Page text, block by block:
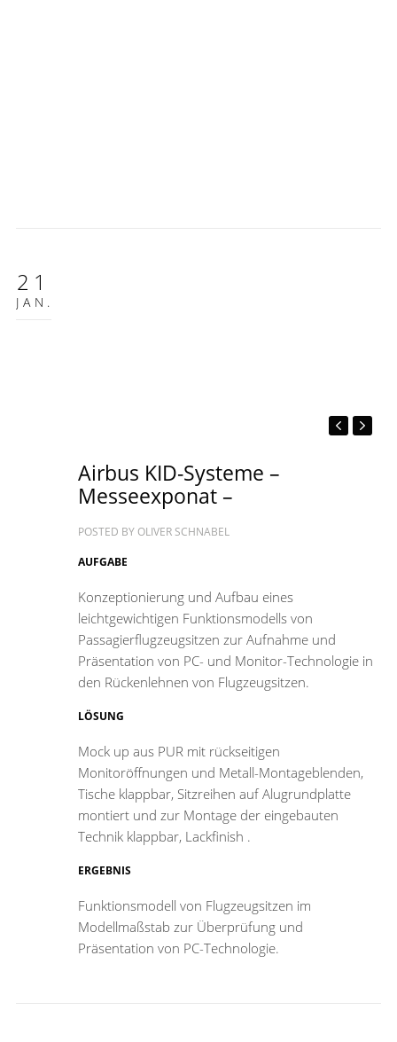
21
JAN.
Airbus KID-Systeme –
Messeexponat –
POSTED BY OLIVER SCHNABEL
AUFGABE
Konzeptionierung und Aufbau eines
leichtgewichtigen Funktionsmodells von
Passagierflugzeugsitzen zur Aufnahme und
Präsentation von PC- und Monitor-Technologie in
den Rückenlehnen von Flugzeugsitzen.
LÖSUNG
Mock up aus PUR mit rückseitigen
Monitoröffnungen und Metall-Montageblenden,
Tische klappbar, Sitzreihen auf Alugrundplatte
montiert und zur Montage der eingebauten
Technik klappbar, Lackfinish .
ERGEBNIS
Funktionsmodell von Flugzeugsitzen im
Modellmaßstab zur Überprüfung und
Präsentation von PC-Technologie.